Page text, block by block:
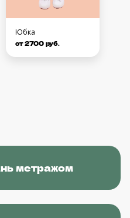
Юбка
от 2700 руб.
метражом